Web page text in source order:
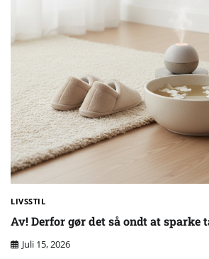
LIVSSTIL
Av! Derfor gør det så ondt at sparke
Juli 15, 2026